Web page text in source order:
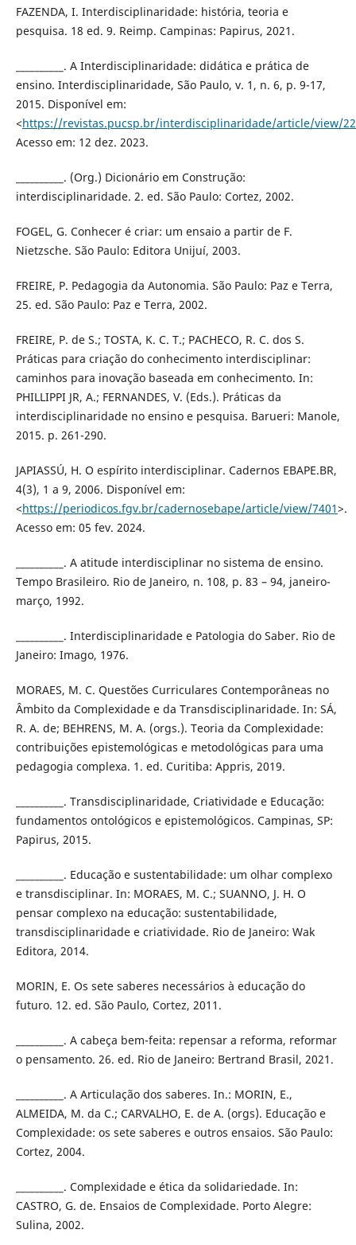
FAZENDA, I. Interdisciplinaridade: história, teoria e
pesquisa. 18 ed. 9. Reimp. Campinas: Papirus, 2021.
__________. A Interdisciplinaridade: didática e prática de
ensino. Interdisciplinaridade, São Paulo, v. 1, n. 6, p. 9-17,
2015. Disponível em:
<https://revistas.pucsp.br/interdisciplinaridade/article/view/
Acesso em: 12 dez. 2023.
__________. (Org.) Dicionário em Construção:
interdisciplinaridade. 2. ed. São Paulo: Cortez, 2002.
FOGEL, G. Conhecer é criar: um ensaio a partir de F.
Nietzsche. São Paulo: Editora Unijuí, 2003.
FREIRE, P. Pedagogia da Autonomia. São Paulo: Paz e Terra,
25. ed. São Paulo: Paz e Terra, 2002.
FREIRE, P. de S.; TOSTA, K. C. T.; PACHECO, R. C. dos S.
Práticas para criação do conhecimento interdisciplinar:
caminhos para inovação baseada em conhecimento. In:
PHILLIPPI JR, A.; FERNANDES, V. (Eds.). Práticas da
interdisciplinaridade no ensino e pesquisa. Barueri: Manole,
2015. p. 261-290.
JAPIASSÚ, H. O espírito interdisciplinar. Cadernos EBAPE.BR,
4(3), 1 a 9, 2006. Disponível em:
<https://periodicos.fgv.br/cadernosebape/article/view/7401>.
Acesso em: 05 fev. 2024.
__________. A atitude interdisciplinar no sistema de ensino.
Tempo Brasileiro. Rio de Janeiro, n. 108, p. 83 – 94, janeiro-
março, 1992.
__________. Interdisciplinaridade e Patologia do Saber. Rio de
Janeiro: Imago, 1976.
MORAES, M. C. Questões Curriculares Contemporâneas no
Âmbito da Complexidade e da Transdisciplinaridade. In: SÁ,
R. A. de; BEHRENS, M. A. (orgs.). Teoria da Complexidade:
contribuições epistemológicas e metodológicas para uma
pedagogia complexa. 1. ed. Curitiba: Appris, 2019.
__________. Transdisciplinaridade, Criatividade e Educação:
fundamentos ontológicos e epistemológicos. Campinas, SP:
Papirus, 2015.
__________. Educação e sustentabilidade: um olhar complexo
e transdisciplinar. In: MORAES, M. C.; SUANNO, J. H. O
pensar complexo na educação: sustentabilidade,
transdisciplinaridade e criatividade. Rio de Janeiro: Wak
Editora, 2014.
MORIN, E. Os sete saberes necessários à educação do
futuro. 12. ed. São Paulo, Cortez, 2011.
__________. A cabeça bem-feita: repensar a reforma, reformar
o pensamento. 26. ed. Rio de Janeiro: Bertrand Brasil, 2021.
__________. A Articulação dos saberes. In.: MORIN, E.,
ALMEIDA, M. da C.; CARVALHO, E. de A. (orgs). Educação e
Complexidade: os sete saberes e outros ensaios. São Paulo:
Cortez, 2004.
__________. Complexidade e ética da solidariedade. In:
CASTRO, G. de. Ensaios de Complexidade. Porto Alegre:
Sulina, 2002.